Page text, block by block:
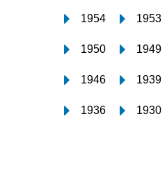
1954 1953
1950 1949
1946 1939
1936 1930